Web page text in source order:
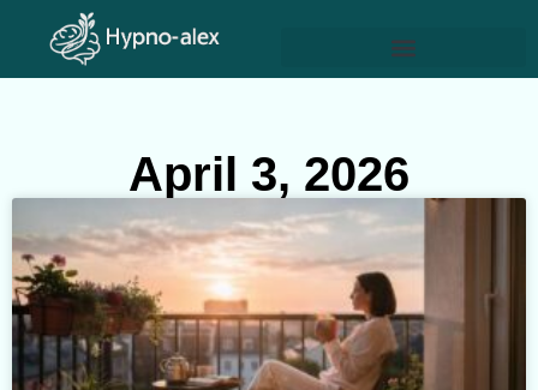
April 3, 2026